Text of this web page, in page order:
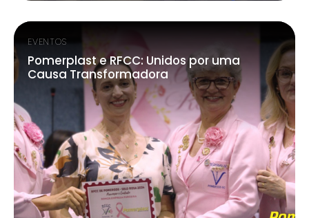
EVENTOS
Pomerplast e RFCC: Unidos por uma
Causa Transformadora